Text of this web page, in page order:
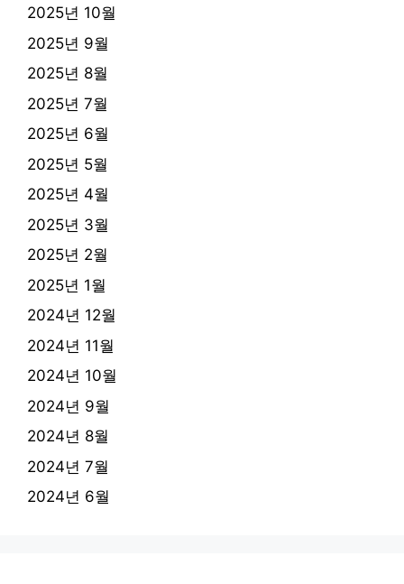
2025년 10월
2025년 9월
2025년 8월
2025년 7월
2025년 6월
2025년 5월
2025년 4월
2025년 3월
2025년 2월
2025년 1월
2024년 12월
2024년 11월
2024년 10월
2024년 9월
2024년 8월
2024년 7월
2024년 6월